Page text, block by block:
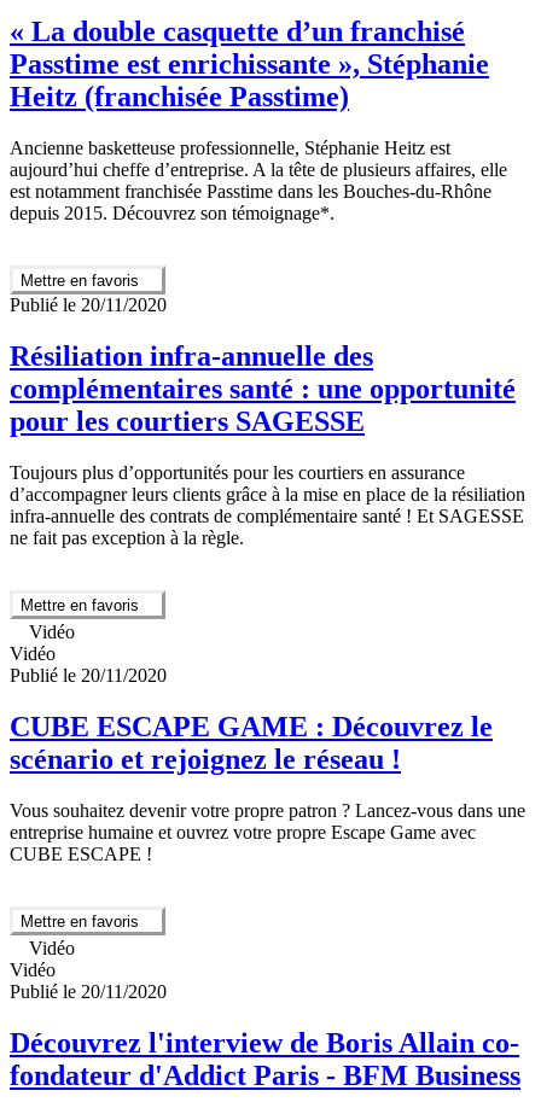
« La double casquette d’un franchisé
Passtime est enrichissante », Stéphanie
Heitz (franchisée Passtime)
Ancienne basketteuse professionnelle, Stéphanie Heitz est
aujourd’hui cheffe d’entreprise. A la tête de plusieurs affaires, elle
est notamment franchisée Passtime dans les Bouches-du-Rhône
depuis 2015. Découvrez son témoignage*.
Mettre en favoris
Publié le 20/11/2020
Résiliation infra-annuelle des
complémentaires santé : une opportunité
pour les courtiers SAGESSE
Toujours plus d’opportunités pour les courtiers en assurance
d’accompagner leurs clients grâce à la mise en place de la résiliation
infra-annuelle des contrats de complémentaire santé ! Et SAGESSE
ne fait pas exception à la règle.
Mettre en favoris
Vidéo
Vidéo
Publié le 20/11/2020
CUBE ESCAPE GAME : Découvrez le
scénario et rejoignez le réseau !
Vous souhaitez devenir votre propre patron ? Lancez-vous dans une
entreprise humaine et ouvrez votre propre Escape Game avec
CUBE ESCAPE !
Mettre en favoris
Vidéo
Vidéo
Publié le 20/11/2020
Découvrez l'interview de Boris Allain co-
fondateur d'Addict Paris - BFM Business